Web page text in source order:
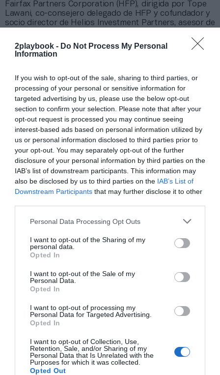
2playbook - Do Not Process My Personal
Information
If you wish to opt-out of the sale, sharing to third parties, or
processing of your personal or sensitive information for
targeted advertising by us, please use the below opt-out
section to confirm your selection. Please note that after your
opt-out request is processed you may continue seeing
interest-based ads based on personal information utilized by
us or personal information disclosed to third parties prior to
your opt-out. You may separately opt-out of the further
disclosure of your personal information by third parties on the
IAB’s list of downstream participants. This information may
also be disclosed by us to third parties on the IAB’s List of
Downstream Participants that may further disclose it to other
Personal Data Processing Opt Outs
I want to opt-out of the Sharing of my
personal data.
Opted In
I want to opt-out of the Sale of my
Personal Data.
Opted In
I want to opt-out of processing my
Personal Data for Targeted Advertising.
Opted In
I want to opt-out of Collection, Use,
Retention, Sale, and/or Sharing of my
Personal Data that Is Unrelated with the
Purposes for which it was collected.
Opted Out
Índex2P
Fairfax Partners Corporation (HFP), dirigida por Tope
Lawani, co-consejero delegado de HFP y cofundador y
socio director de Helios Investment Partners, asesor de
Silver, ha anunciado este lunes que la sociedad estará
valorada en cerca de 1.000 millones de dólares (821
como inversor y embajador global. Además de
Mutombo, participarán otros exjugadores de la NBA
como Junior Bridgeman, Luol Deng, Grant Hill y Joakim
Noah.
Añadir2Playbookcomo fuente preferida de Google
de forma gratuita
Mantente informado con las últimas noticias de actualidad.
ACTIVAR AHORA
Publicidad
2Playbook Club2P